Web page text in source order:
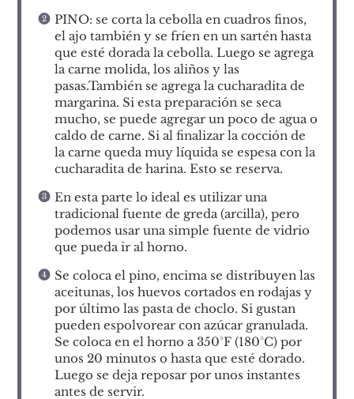
PINO: se corta la cebolla en cuadros finos,
el ajo también y se fríen en un sartén hasta
que esté dorada la cebolla. Luego se agrega
la carne molida, los aliños y las
pasas.También se agrega la cucharadita de
margarina. Si esta preparación se seca
mucho, se puede agregar un poco de agua o
caldo de carne. Si al finalizar la cocción de
la carne queda muy líquida se espesa con la
cucharadita de harina. Esto se reserva.
En esta parte lo ideal es utilizar una
tradicional fuente de greda (arcilla), pero
podemos usar una simple fuente de vidrio
que pueda ir al horno.
Se coloca el pino, encima se distribuyen las
aceitunas, los huevos cortados en rodajas y
por último las pasta de choclo. Si gustan
pueden espolvorear con azúcar granulada.
Se coloca en el horno a 350°F (180°C) por
unos 20 minutos o hasta que esté dorado.
Luego se deja reposar por unos instantes
antes de servir.